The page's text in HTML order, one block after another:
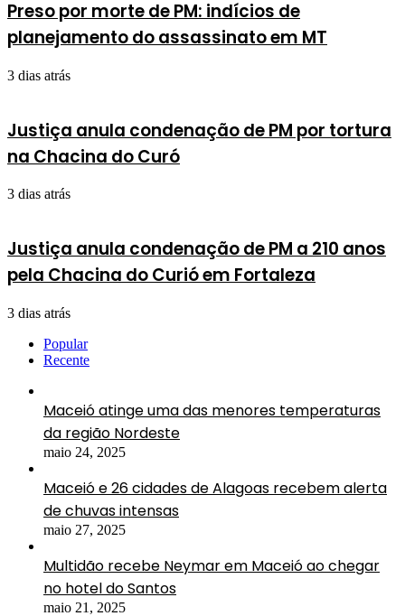
Preso por morte de PM: indícios de
planejamento do assassinato em MT
3 dias atrás
Justiça anula condenação de PM por tortura
na Chacina do Curó
3 dias atrás
Justiça anula condenação de PM a 210 anos
pela Chacina do Curió em Fortaleza
3 dias atrás
Popular
Recente
Maceió atinge uma das menores temperaturas
da região Nordeste
maio 24, 2025
Maceió e 26 cidades de Alagoas recebem alerta
de chuvas intensas
maio 27, 2025
Multidão recebe Neymar em Maceió ao chegar
no hotel do Santos
maio 21, 2025